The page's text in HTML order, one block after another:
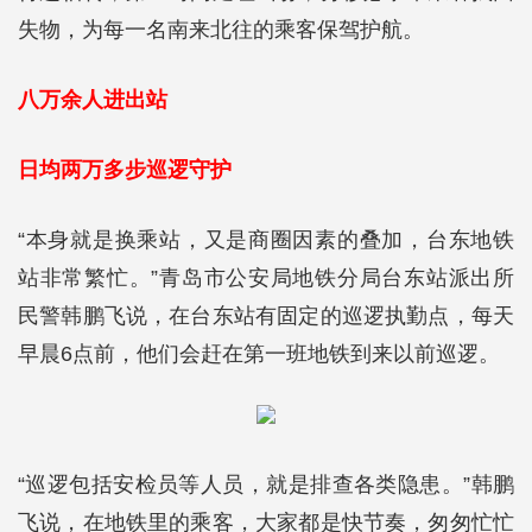
失物，为每一名南来北往的乘客保驾护航。
八万余人进出站
日均两万多步巡逻守护
“本身就是换乘站，又是商圈因素的叠加，台东地铁
站非常繁忙。”青岛市公安局地铁分局台东站派出所
民警韩鹏飞说，在台东站有固定的巡逻执勤点，每天
早晨6点前，他们会赶在第一班地铁到来以前巡逻。
“巡逻包括安检员等人员，就是排查各类隐患。”韩鹏
飞说，在地铁里的乘客，大家都是快节奏，匆匆忙忙